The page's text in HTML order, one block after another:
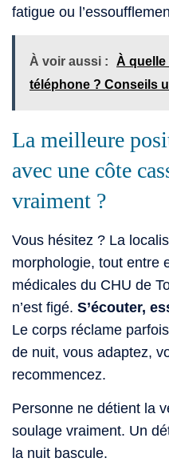
fatigue ou
À voir aussi :
À
téléphone ? Conseils
La meilleure
avec une côte
vraiment ?
Vous hésitez ? La
morphologie, tout entre
médicales du CHU de
n’est figé. S’écouter,
Le corps réclame
de nuit, vous adaptez,
recommencez.
Personne ne détient la
soulage vraiment. Un
la nuit bascule.